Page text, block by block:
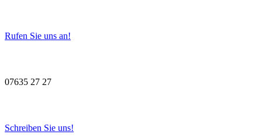
Rufen Sie uns an!
07635 27 27
Schreiben Sie uns!